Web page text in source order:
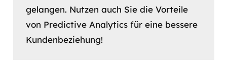
gelangen. Nutzen auch Sie die Vorteile
von Predictive Analytics für eine bessere
Kundenbeziehung!